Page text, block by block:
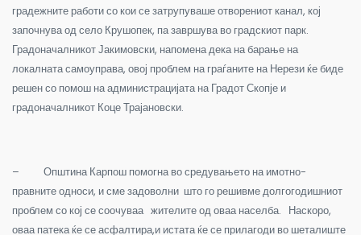
градежните работи со кои се затрупуваше отворениот канал, кој
започнува од село Крушопек, па завршува во градскиот парк.
Градоначалникот Јакимовски, напомена дека на барање на
локалната самоуправа, овој проблем на граѓаните на Нерези ќе биде
решен со помош на администрацијата на Градот Скопје и
градоначалникот Коце Трајановски.
– Општина Карпош помогна во средувањето на имотно-
правните односи, и сме задоволни што го решивме долгогодишниот
проблем со кој се соочуваа жителите од оваа населба. Наскоро,
оваа патека ќе се асфалтира,и истата ќе се прилагоди во шеталиште